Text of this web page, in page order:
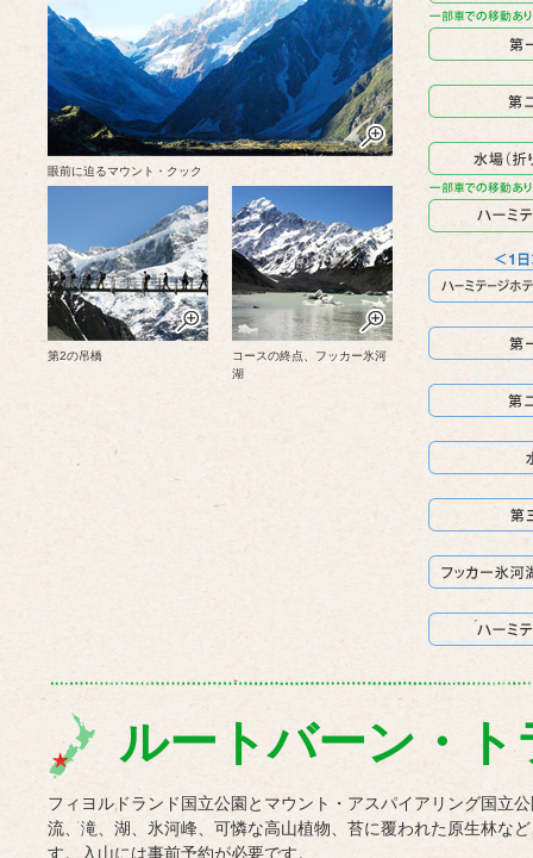
眼前に迫るマウント・クック
第2の吊橋
コースの終点、フッカー氷河
湖
ルートバーン・ト
フィヨルドランド国立公園とマウント・アスパイアリング国立
流、滝、湖、氷河峰、可憐な高山植物、苔に覆われた原生林な
す。入山には事前予約が必要です。